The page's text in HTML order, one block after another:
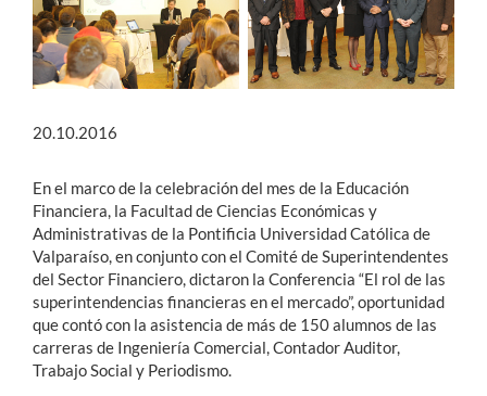
English
20.10.2016
En el marco de la celebración del mes de la Educación
Financiera, la Facultad de Ciencias Económicas y
Administrativas de la Pontificia Universidad Católica de
Valparaíso, en conjunto con el Comité de Superintendentes
del Sector Financiero, dictaron la Conferencia “El rol de las
superintendencias financieras en el mercado”, oportunidad
que contó con la asistencia de más de 150 alumnos de las
carreras de Ingeniería Comercial, Contador Auditor,
Trabajo Social y Periodismo.